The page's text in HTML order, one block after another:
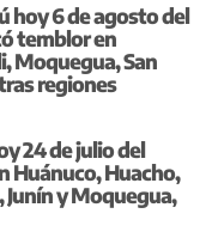
hoy 6 de agosto del
temblor en
Moquegua, San
regiones
24 de julio del
Huánuco, Huacho,
Junín y Moquegua,